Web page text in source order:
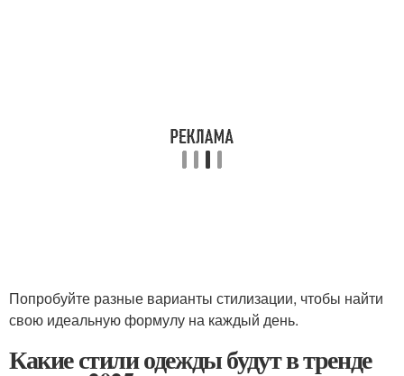
Попробуйте разные варианты стилизации, чтобы найти
свою идеальную формулу на каждый день.
Какие стили одежды будут в тренде